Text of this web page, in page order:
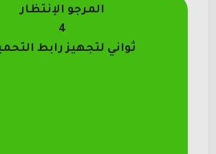
المرجو الإنتظار
4
ثواني لتجهيز رابط